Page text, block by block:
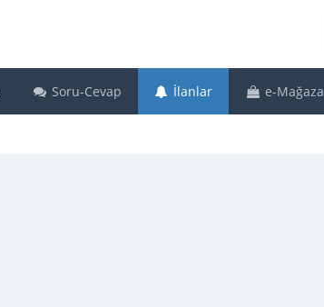
Soru-Cevap İlanlar e-Mağaza